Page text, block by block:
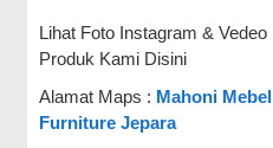
Lihat Foto Instagram & Vedeo
Produk Kami Disini
Alamat Maps : Mahoni Mebel
Furniture Jepara